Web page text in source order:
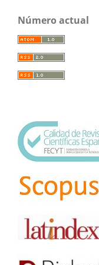
Número actual